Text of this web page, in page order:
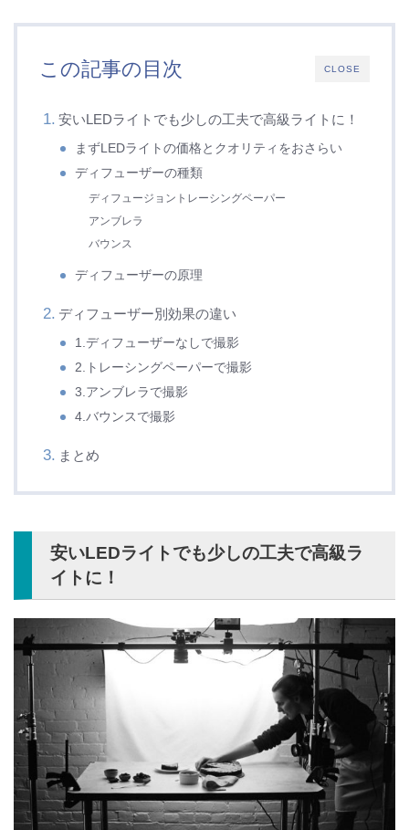
CLOSE
この記事の目次
安いLEDライトでも少しの工夫で高級ライトに！
まずLEDライトの価格とクオリティをおさらい
ディフューザーの種類
ディフュージョントレーシングペーパー
アンブレラ
バウンス
ディフューザーの原理
ディフューザー別効果の違い
1.ディフューザーなしで撮影
2.トレーシングペーパーで撮影
3.アンブレラで撮影
4.バウンスで撮影
まとめ
安いLEDライトでも少しの工夫で高級ラ
イトに！